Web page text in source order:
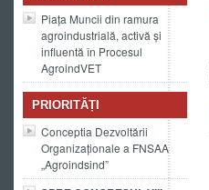
Piața Muncii din ramura
agroindustrială, activă și
influentă în Procesul
AgroindVET
PRIORITĂȚI
Conceptia Dezvoltării
Organizaționale a FNSAA
„Agroindsind”